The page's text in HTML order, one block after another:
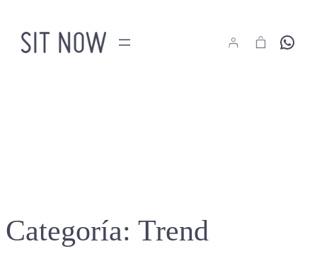
contenido
Hola
Categoría: Trend